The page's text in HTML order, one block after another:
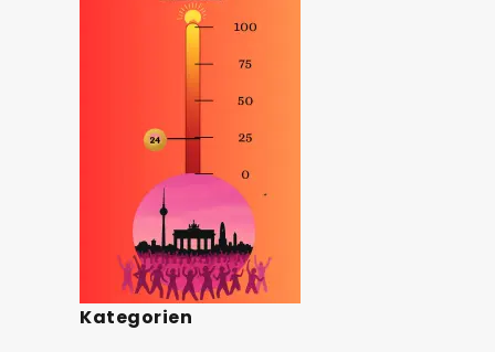
Kategorien